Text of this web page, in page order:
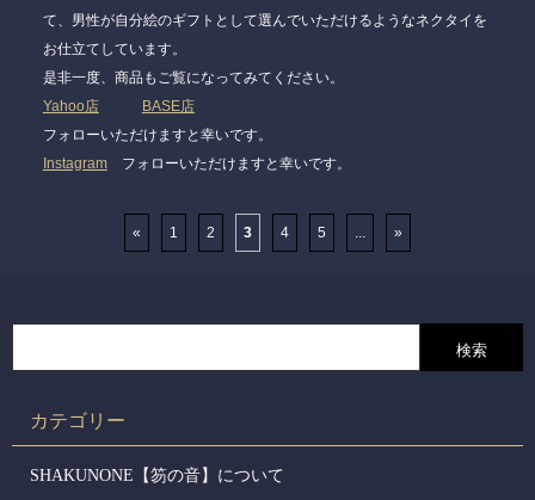
て、男性が自分絵のギフトとして選んでいただけるようなネクタイを
お仕立てしています。
是非一度、商品もご覧になってみてください。
Yahoo店
BASE店
フォローいただけますと幸いです。
Instagramフォローいただけますと幸いです。
« 1 2 3 4 5 ... »
カテゴリー
SHAKUNONE【笏の音】について